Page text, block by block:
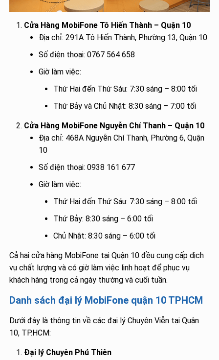
Cửa Hàng MobiFone Tô Hiến Thành – Quận 10
Địa chỉ: 291A Tô Hiến Thành, Phường 13, Quận 10
Số điện thoại: 0767 564 658
Giờ làm việc:
Thứ Hai đến Thứ Sáu: 7:30 sáng – 8:00 tối
Thứ Bảy và Chủ Nhật: 8:30 sáng – 7:00 tối
Cửa Hàng MobiFone Nguyễn Chí Thanh – Quận 10
Địa chỉ: 468A Nguyễn Chí Thanh, Phường 6, Quận
10
Số điện thoại: 0938 161 677
Giờ làm việc:
Thứ Hai đến Thứ Sáu: 7:30 sáng – 8:00 tối
Thứ Bảy: 8:30 sáng – 6:00 tối
Chủ Nhật: 8:30 sáng – 6:00 tối
Cả hai cửa hàng MobiFone tại Quận 10 đều cung cấp dịch
vụ chất lượng và có giờ làm việc linh hoạt để phục vụ
khách hàng trong cả ngày thường và cuối tuần.
Danh sách đại lý MobiFone quận 10 TPHCM
Dưới đây là thông tin về các đại lý Chuyên Viễn tại Quận
10, TP.HCM:
Đại lý Chuyên Phú Thiên